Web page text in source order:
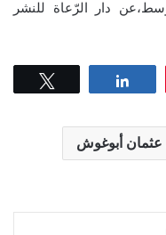
المتوسط،عن دار الرّعاة للنشر
أبوغوش
طباعة